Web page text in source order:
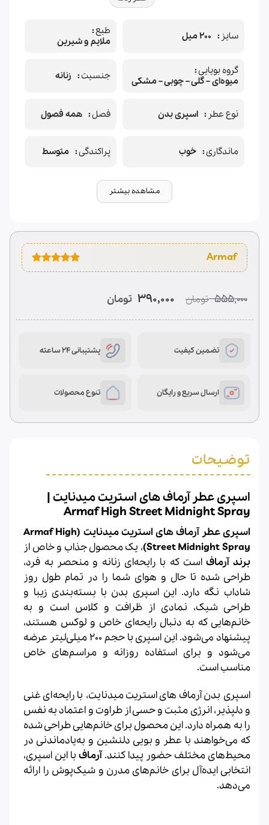
سایز 200 میل
طبع
ملایم و شیرین
گروه بویایی
میوه‌ای – گلی – چوبی – مشکی
جنسیت زنانه
نوع عطر اسپری بدن فصل همه فصول
ماندگاری خوب پراکندگی متوسط
مشاهده بیشتر
امتیازدهی
1
555,000 تومان قیمت
اصلی
555,000 تومان
390,000 تومان قیمت
فعلی
390,000 تومان
تضمین کیفیت پشتیبانی 24 ساعته
ارسال سریع و رایگان تنوع محصولات
توضیحات
اسپری عطر آرماف های استریت میدنایت |
Armaf High Street Midnight Spray
اسپری عطر آرماف های استریت میدنایت (Armaf High
Street Midnight Spray) ، یک محصول جذاب و خاص از
برند آرمافاست که با رایحه‌ای زنانه و منحصر به فرد،
طراحی شده تا حال و هوای شما را در تمام طول روز
شاداب نگه دارد. این اسپری بدن با بسته‌بندی زیبا و
طراحی شیک، نمادی از ظرافت و کلاس است و به
خانم‌هایی که به دنبال رایحه‌ای خاص و لوکس هستند،
پیشنهاد می‌شود. این اسپری با حجم 200 میلی‌لیتر عرضه
می‌شود و برای استفاده روزانه و مراسم‌های خاص
مناسب است.
اسپری بدن آرماف های استریت میدنایت، با رایحه‌ای غنی
و دلپذیر، انرژی مثبت و حسی از طراوت و اعتماد به نفس
را به همراه دارد. این محصول برای خانم‌هایی طراحی شده
که می‌خواهند با عطر و بویی دلنشین و به‌یادماندنی در
محیط‌های مختلف حضور پیدا کنند.آرمافبا این اسپری،
انتخابی ایده‌آل برای خانم‌های مدرن و شیک‌پوش را ارائه
می‌دهد.